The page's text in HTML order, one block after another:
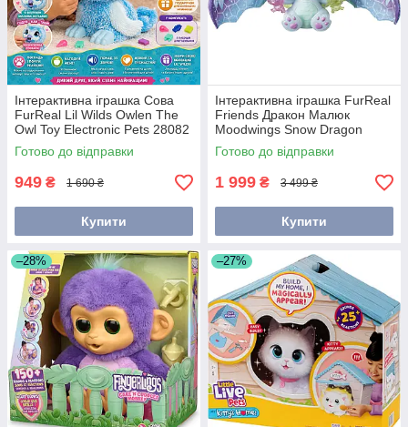
Інтерактивна іграшка Сова
FurReal Lil Wilds Owlen The
Owl Toy Electronic Pets 28082
Just Play
Готово до відправки
949 ₴ 1 690 ₴
Купити
Інтерактивна іграшка FurReal
Friends Дракон Малюк
Moodwings Snow Dragon
F1389
Готово до відправки
1 999 ₴ 3 499 ₴
Купити
–28% –27%